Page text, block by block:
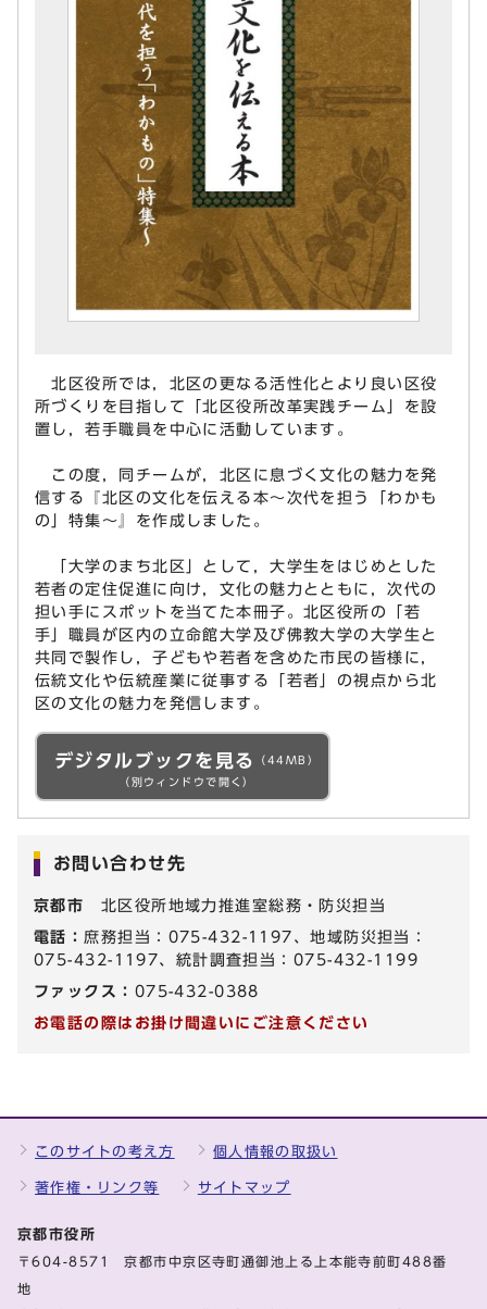
北区役所では，北区の更なる活性化とより良い区役
所づくりを目指して「北区役所改革実践チーム」を設
置し，若手職員を中心に活動しています。
この度，同チームが，北区に息づく文化の魅力を発
信する『北区の文化を伝える本～次代を担う「わかも
の」特集～』を作成しました。
「大学のまち北区」として，大学生をはじめとした
若者の定住促進に向け，文化の魅力とともに，次代の
担い手にスポットを当てた本冊子。北区役所の「若
手」職員が区内の立命館大学及び佛教大学の大学生と
共同で製作し，子どもや若者を含めた市民の皆様に，
伝統文化や伝統産業に従事する「若者」の視点から北
区の文化の魅力を発信します。
デジタルブックを見る
（44MB）
（別ウィンドウで開く）
お問い合わせ先
京都市 北区役所地域力推進室総務・防災担当
電話： 庶務担当：075-432-1197、地域防災担当：
075-432-1197、統計調査担当：075-432-1199
ファックス： 075-432-0388
お電話の際はお掛け間違いにご注意ください
このサイトの考え方 個人情報の取扱い
著作権・リンク等 サイトマップ
京都市役所
〒604-8571 京都市中京区寺町通御池上る上本能寺前町488番
地